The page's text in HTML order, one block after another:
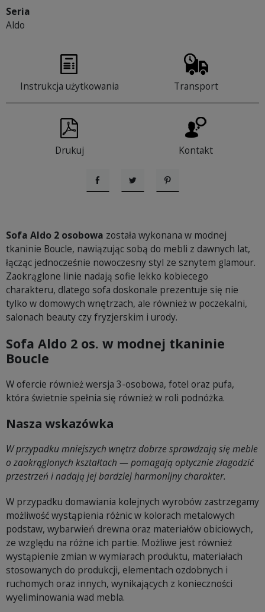
Seria
Aldo
Instrukcja użytkowania Transport
Drukuj Kontakt
UdostępnijTweetujPinterest
Sofa Aldo 2 osobowa została wykonana w modnej
tkaninie Boucle, nawiązując sobą do mebli z dawnych lat,
łącząc jednocześnie nowoczesny styl ze sznytem glamour.
Zaokrąglone linie nadają sofie lekko kobiecego
charakteru, dlatego sofa doskonale prezentuje się nie
tylko w domowych wnętrzach, ale również w poczekalni,
salonach beauty czy fryzjerskim i urody.
Sofa Aldo 2 os. w modnej tkaninie
Boucle
W ofercie również wersja 3-osobowa, fotel oraz pufa,
która świetnie spełnia się również w roli podnóżka.
Nasza wskazówka
W przypadku mniejszych wnętrz dobrze sprawdzają się meble
o zaokrąglonych kształtach — pomagają optycznie złagodzić
przestrzeń i nadają jej bardziej harmonijny charakter.
W przypadku domawiania kolejnych wyrobów zastrzegamy
możliwość wystąpienia różnic w kolorach metalowych
podstaw, wybarwień drewna oraz materiałów obiciowych,
ze względu na różne ich partie. Możliwe jest również
wystąpienie zmian w wymiarach produktu, materiałach
stosowanych do produkcji, elementach ozdobnych i
ruchomych oraz innych, wynikających z konieczności
wyeliminowania wad mebla.